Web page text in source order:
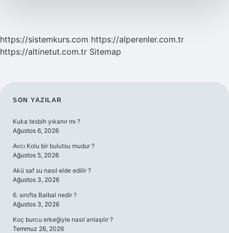
https://sistemkurs.com https://alperenler.com.tr
https://altinetut.com.tr Sitemap
SIDEBAR
SON YAZILAR
Kuka tesbih yıkanır mı ?
Ağustos 6, 2026
Avcı Kolu bir bulutsu mudur ?
Ağustos 5, 2026
Akü saf su nasıl elde edilir ?
Ağustos 3, 2026
6. sınıfta Balbal nedir ?
Ağustos 3, 2026
Koç burcu erkeğiyle nasıl anlaşılır ?
Temmuz 26, 2026